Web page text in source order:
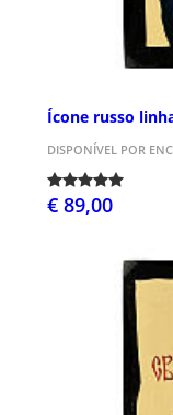
Ícone russo
DISPONÍVEL POR
€ 89,00